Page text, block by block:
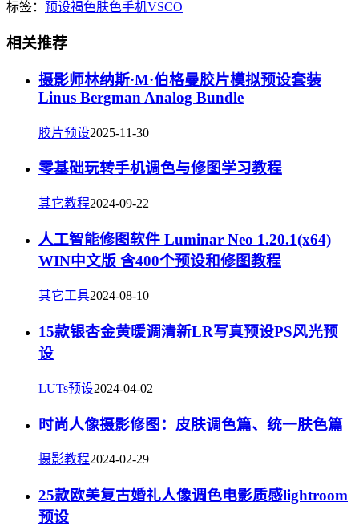
标签： 预设褐色肤色手机VSCO
相关推荐
摄影师林纳斯·M·伯格曼胶片模拟预设套装
Linus Bergman Analog Bundle
胶片预设2025-11-30
零基础玩转手机调色与修图学习教程
其它教程2024-09-22
人工智能修图软件 Luminar Neo 1.20.1(x64)
WIN中文版 含400个预设和修图教程
其它工具2024-08-10
15款银杏金黄暖调清新LR写真预设PS风光预
设
LUTs预设2024-04-02
时尚人像摄影修图：皮肤调色篇、统一肤色篇
摄影教程2024-02-29
25款欧美复古婚礼人像调色电影质感lightroom
预设